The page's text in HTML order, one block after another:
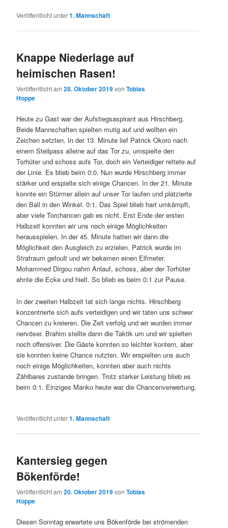
Veröffentlicht unter1. Mannschaft
Knappe Niederlage auf
heimischen Rasen!
Veröffentlicht am28. Oktober 2019vonTobias
Hoppe
Heute zu Gast war der Aufstiegsaspirant aus Hirschberg.
Beide Mannschaften spielten mutig auf und wollten ein
Zeichen setzten. In der 13. Minute lief Patrick Okoro nach
einem Steilpass alleine auf das Tor zu, umspielte den
Torhüter und schoss aufs Tor, doch ein Verteidiger rettete auf
der Linie. Es blieb beim 0:0. Nun wurde Hirschberg immer
stärker und erspielte sich einige Chancen. In der 21. Minute
konnte ein Stürmer allein auf unser Tor laufen und platzierte
den Ball in den Winkel. 0:1. Das Spiel blieb hart umkämpft,
aber viele Torchancen gab es nicht. Erst Ende der ersten
Halbzeit konnten wir uns noch einige Möglichkeiten
herausspielen. In der 45. Minute hatten wir dann die
Möglichkeit den Ausgleich zu erzielen. Patrick wurde im
Strafraum gefoult und wir bekamen einen Elfmeter.
Mohammed Dirgou nahm Anlauf, schoss, aber der Torhüter
ahnte die Ecke und hielt. So blieb es beim 0:1 zur Pause.
In der zweiten Halbzeit tat sich lange nichts. Hirschberg
konzentrierte sich aufs verteidigen und wir taten uns schwer
Chancen zu kreieren. Die Zeit verfolg und wir wurden immer
nervöser. Brahim stellte dann die Taktik um und wir spielten
noch offensiver. Die Gäste konnten so leichter kontern, aber
sie konnten keine Chance nutzten. Wir erspielten uns auch
noch einige Möglichkeiten, konnten aber auch nichts
Zählbares zustande bringen. Trotz starker Leistung blieb es
beim 0:1. Einziges Manko heute war die Chancenverwertung.
Veröffentlicht unter1. Mannschaft
Kantersieg gegen
Bökenförde!
Veröffentlicht am20. Oktober 2019vonTobias
Hoppe
Diesen Sonntag erwartete uns Bökenförde bei strömenden